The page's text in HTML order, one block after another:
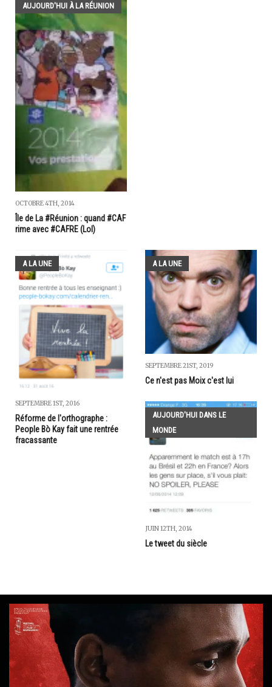
AUJOURD'HUI À LA RÉUNION
OCTOBRE 4TH, 2014
Île de La #Réunion : quand #CAF
rime avec #CAFRE (Lol)
A LA UNE
SEPTEMBRE 1ST, 2016
Réforme de l'orthographe :
People Bò Kay fait une rentrée
fracassante
A LA UNE
SEPTEMBRE 21ST, 2019
Ce n'est pas Moix c'est lui
AUJOURD'HUI DANS LE
MONDE
JUIN 12TH, 2014
Le tweet du siècle